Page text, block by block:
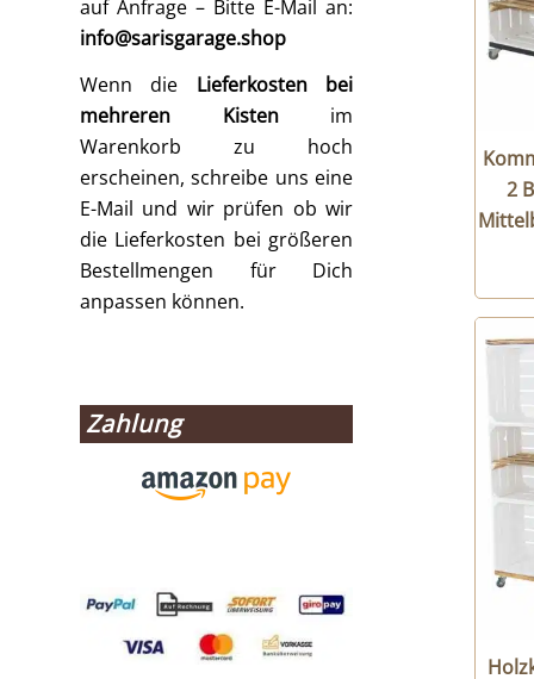
2
auf Anfrage – Bitte E-Mail an:
info@sarisgarage.shop
Wenn die Lieferkosten bei
mehreren Kistenim
Warenkorb zu hoch
erscheinen, schreibe uns eine
E-Mail und wir prüfen ob wir
die Lieferkosten bei größeren
Bestellmengen für Dich
anpassen können.
Zahlung